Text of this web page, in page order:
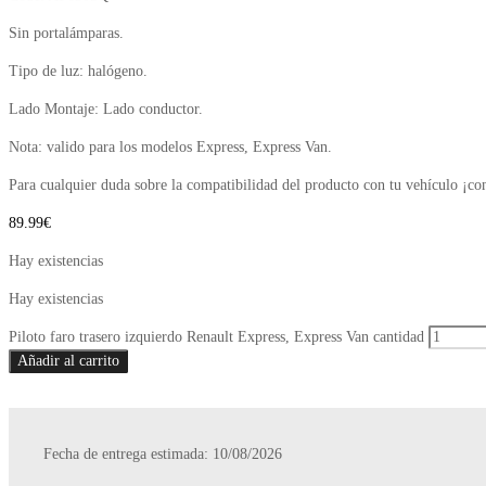
Sin portalámparas.
Tipo de luz: halógeno.
Lado Montaje: Lado conductor.
Nota: valido para los modelos Express, Express Van.
Para cualquier duda sobre la compatibilidad del producto con tu vehículo
89.99€
Hay existencias
Hay existencias
Piloto faro trasero izquierdo Renault Express, Express Van cantidad
Añadir al carrito
Fecha de entrega estimada: 10/08/2026